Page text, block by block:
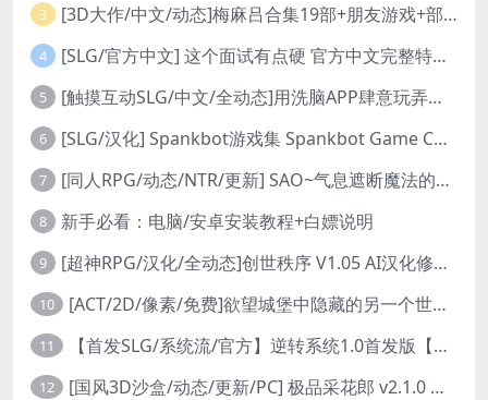
3 [3D大作/中文/动态]梅麻吕合集19部+朋友游戏+部份AI修复[PC+安卓]
4 [SLG/官方中文] 这个面试有点硬 官方中文完整特别版 真人互动游戏 正式破解版32G
5 [触摸互动SLG/中文/全动态]用洗脑APP肆意玩弄狂妄大小姐 V1.6 官方中文版
6 [SLG/汉化] Spankbot游戏集 Spankbot Game Collection [V2024.7.22】 PC+安卓汉化合集版 16G
7 [同人RPG/动态/NTR/更新] SAO~气息遮断魔法的陷阱Ⅱ~ verβ8.1 官方中文步兵版
8 新手必看：电脑/安卓安装教程+白嫖说明
9 [超神RPG/汉化/全动态]创世秩序 V1.05 AI汉化修复完结版[PC+安卓]
10 [ACT/2D/像素/免费]欲望城堡中隐藏的另一个世界 欲望の城に隠された異世界 中文+存档
11 【首发SLG/系统流/官方】逆转系统1.0首发版【PC+安卓/首发】
12 [国风3D沙盒/动态/更新/PC] 极品采花郎 v2.1.0 官方中文步兵版